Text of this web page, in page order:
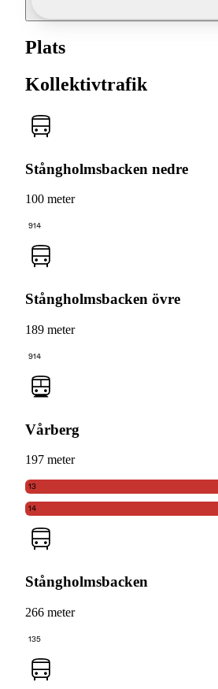
Plats
Kollektivtrafik
Stångholmsbacken nedre
100 meter
914
Stångholmsbacken övre
189 meter
914
Vårberg
197 meter
13
14
Stångholmsbacken
266 meter
135